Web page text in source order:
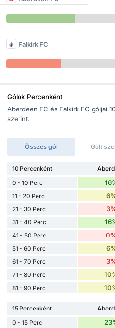
Falkirk FC
Gólok Percenként
Aberdeen FC és Falkirk FC góljai
szerint.
Összes gól Gólt
10 Percenként
0 - 10 Perc
11 - 20 Perc
21 - 30 Perc
31 - 40 Perc
41 - 50 Perc
51 - 60 Perc
61 - 70 Perc
71 - 80 Perc
81 - 90 Perc
15 Percenként
0 - 15 Perc